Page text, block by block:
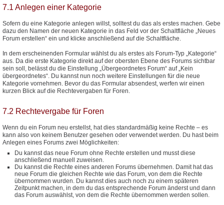
7.1 Anlegen einer Kategorie
Sofern du eine Kategorie anlegen willst, solltest du das als erstes machen. Gebe
dazu den Namen der neuen Kategorie in das Feld vor der Schaltfläche „Neues
Forum erstellen“ ein und klicke anschließend auf die Schaltfläche.
In dem erscheinenden Formular wählst du als erstes als Forum-Typ „Kategorie“
aus. Da die erste Kategorie direkt auf der obersten Ebene des Forums sichtbar
sein soll, belässt du die Einstellung „Übergeordnetes Forum“ auf „Kein
übergeordnetes“. Du kannst nun noch weitere Einstellungen für die neue
Kategorie vornehmen. Bevor du das Formular absendest, werfen wir einen
kurzen Blick auf die Rechtevergaben für Foren.
7.2 Rechtevergabe für Foren
Wenn du ein Forum neu erstellst, hat dies standardmäßig keine Rechte – es
kann also von keinem Benutzer gesehen oder verwendet werden. Du hast beim
Anlegen eines Forums zwei Möglichkeiten:
Du kannst das neue Forum ohne Rechte erstellen und musst diese
anschließend manuell zuweisen.
Du kannst die Rechte eines anderen Forums übernehmen. Damit hat das
neue Forum die gleichen Rechte wie das Forum, von dem die Rechte
übernommen wurden. Du kannst dies auch noch zu einem späteren
Zeitpunkt machen, in dem du das entsprechende Forum änderst und dann
das Forum auswählst, von dem die Rechte übernommen werden sollen.